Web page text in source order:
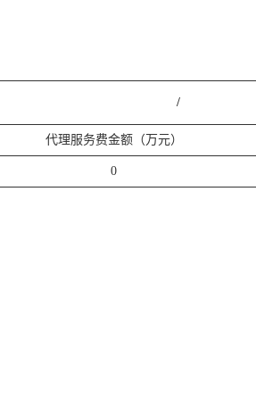
/
代理服务费金额（万元）
0